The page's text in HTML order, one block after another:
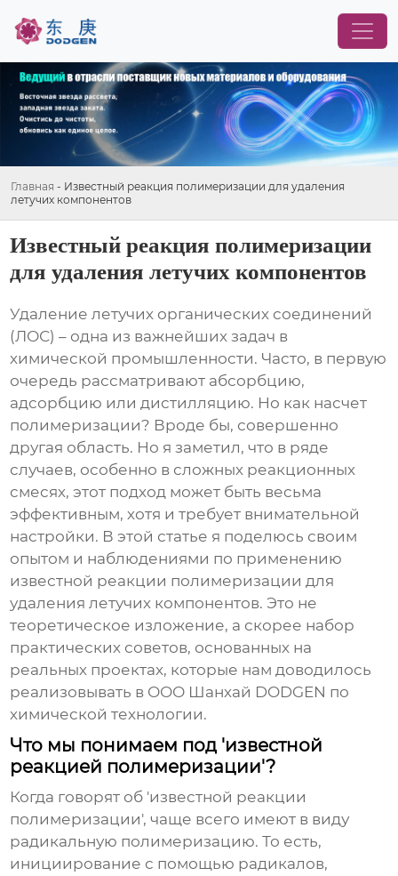
Главная - Известный реакция полимеризации для удаления
летучих компонентов
Известный реакция полимеризации
для удаления летучих компонентов
Удаление летучих органических соединений
(ЛОС) – одна из важнейших задач в
химической промышленности. Часто, в первую
очередь рассматривают абсорбцию,
адсорбцию или дистилляцию. Но как насчет
полимеризации? Вроде бы, совершенно
другая область. Но я заметил, что в ряде
случаев, особенно в сложных реакционных
смесях, этот подход может быть весьма
эффективным, хотя и требует внимательной
настройки. В этой статье я поделюсь своим
опытом и наблюдениями по применению
известной реакции полимеризации для
удаления летучих компонентов. Это не
теоретическое изложение, а скорее набор
практических советов, основанных на
реальных проектах, которые нам доводилось
реализовывать в ООО Шанхай DODGEN по
химической технологии.
Что мы понимаем под 'известной
реакцией полимеризации'?
Когда говорят об 'известной реакции
полимеризации', чаще всего имеют в виду
радикальную полимеризацию. То есть,
инициирование с помощью радикалов,